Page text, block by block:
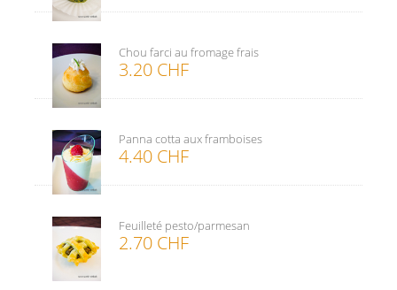
Chou farci au fromage frais
3.20 CHF
Panna cotta aux framboises
4.40 CHF
Feuilleté pesto/parmesan
2.70 CHF